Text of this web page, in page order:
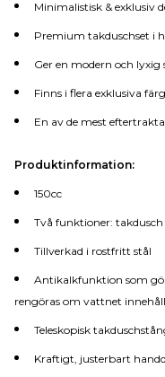
Minimalistisk & exklusiv
Premium takduschset i
Ger en modern och
Finns i flera exklusiva
En av de mest
Produktinformation:
150cc
Två funktioner:
Tillverkad i rostfritt stål
Antikalkfunktion som
rengöras om vattnet
Teleskopisk
Kraftigt, justerbart